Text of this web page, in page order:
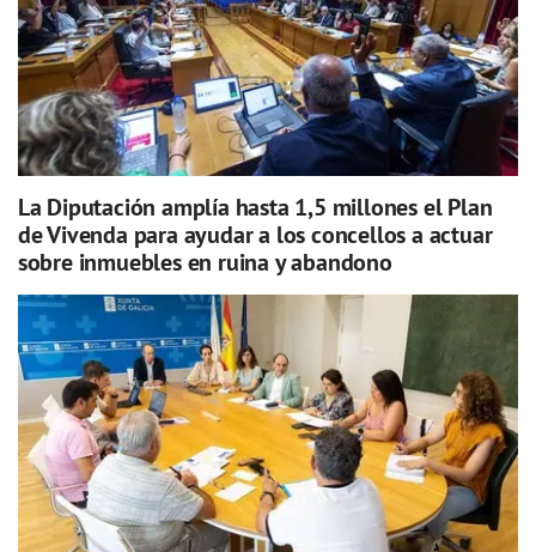
La Diputación amplía hasta 1,5 millones el Plan
de Vivenda para ayudar a los concellos a actuar
sobre inmuebles en ruina y abandono